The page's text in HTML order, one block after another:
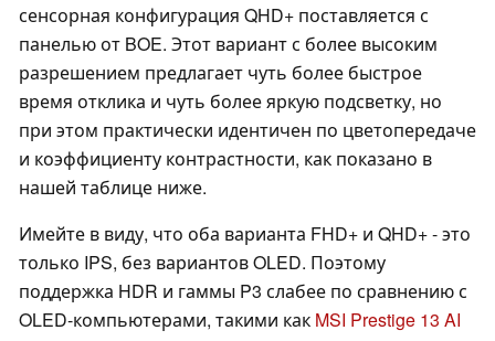
сенсорная конфигурация QHD+ поставляется с
панелью от BOE. Этот вариант с более высоким
разрешением предлагает чуть более быстрое
время отклика и чуть более яркую подсветку, но
при этом практически идентичен по цветопередаче
и коэффициенту контрастности, как показано в
нашей таблице ниже.
Имейте в виду, что оба варианта FHD+ и QHD+ - это
только IPS, без вариантов OLED. Поэтому
поддержка HDR и гаммы P3 слабее по сравнению с
OLED-компьютерами, такими как MSI Prestige 13 AI